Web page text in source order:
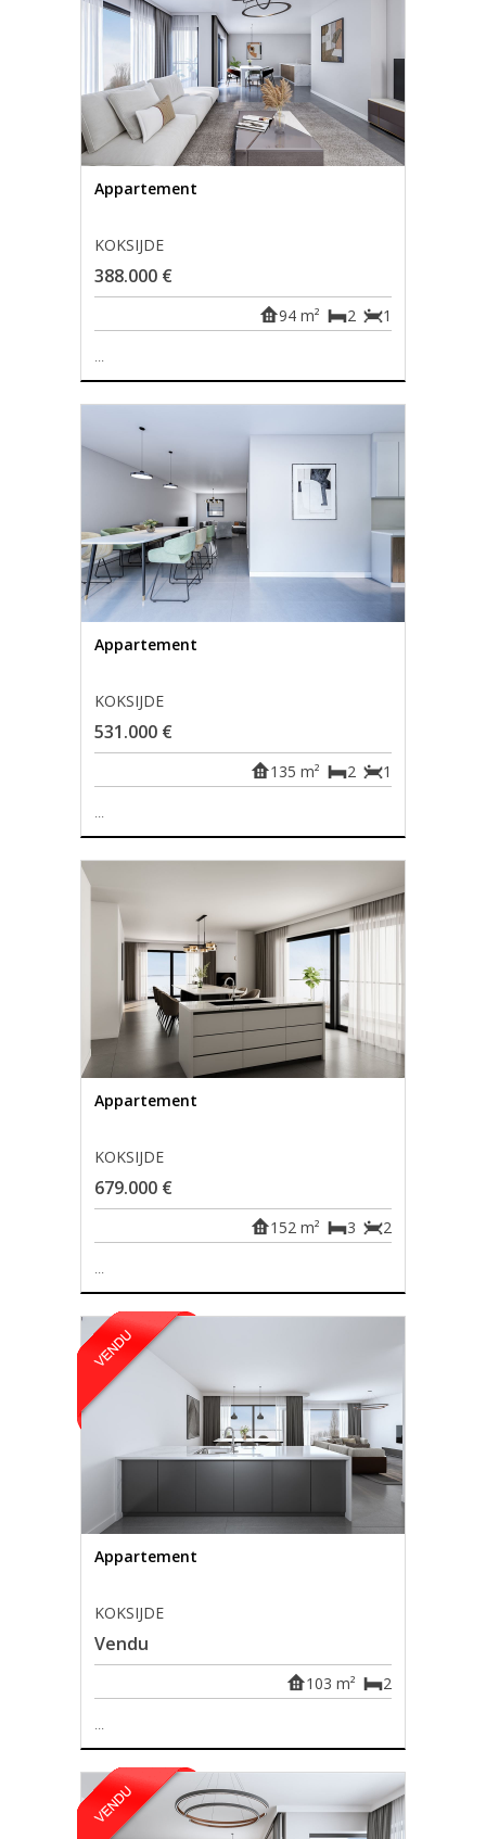
Appartement
KOKSIJDE
388.000 €
1
2
94 m²
...
Appartement
KOKSIJDE
531.000 €
1
2
135 m²
...
Appartement
KOKSIJDE
679.000 €
2
3
152 m²
...
Appartement
KOKSIJDE
Vendu
2
103 m²
...